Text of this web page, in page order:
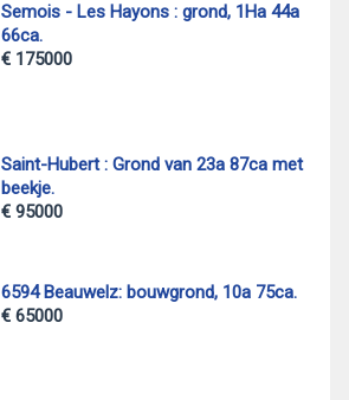
Semois - Les Hayons : grond, 1Ha 44a
66ca.
€ 175000
Saint-Hubert : Grond van 23a 87ca met
beekje.
€ 95000
6594 Beauwelz: bouwgrond, 10a 75ca.
€ 65000